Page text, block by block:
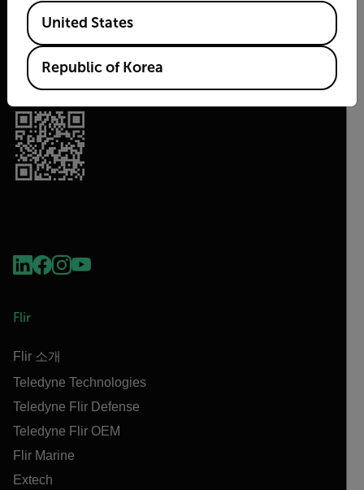
(주)플리어시스템코리아
2026 © Flir All rights reserved.
Flir
Flir 소개
Teledyne Technologies
Teledyne Flir Defense
Teledyne Flir OEM
Flir Marine
Extech
Available Locations
United States
Republic of Korea